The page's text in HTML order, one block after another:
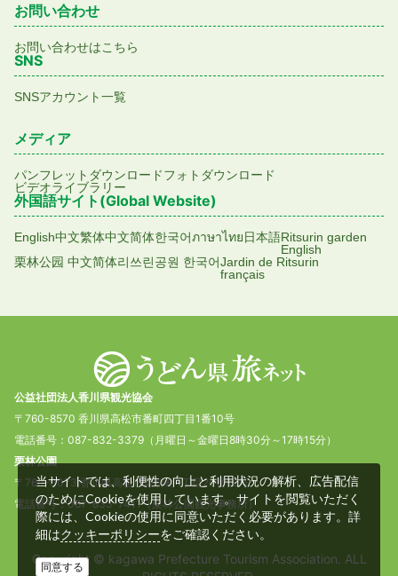
お問い合わせ
お問い合わせはこちら
SNS
SNSアカウント一覧
メディア
パンフレットダウンロードフォトダウンロード
ビデオライブラリー
外国語サイト(Global Website)
English中文繁体中文简体한국어ภาษาไทย日本語Ritsurin garden
English
栗林公园 中文简体리쓰린공원 한국어Jardin de Ritsurin
français
公益社団法人香川県観光協会
〒760-8570 香川県高松市番町四丁目1番10号
電話番号：087-832-3379（月曜日～金曜日8時30分～17時15分）
栗林公園
〒760-0073 香川県高松市栗林町1丁目20番16号
電話番号：087-833-7411（栗林公園観光事務所）
Copyright © kagawa Prefecture Tourism Association. ALL
当サイトでは、利便性の向上と利用状況の解析、広告配信
のためにCookieを使用しています。サイトを閲覧いただく
際には、Cookieの使用に同意いただく必要があります。詳
細はクッキーポリシーをご確認ください。
同意する